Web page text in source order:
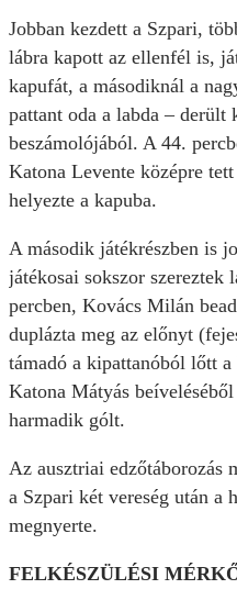
Jobban kezdett a Szpari,
lábra kapott az ellenfél is,
kapufát, a másodiknál a
pattant oda a labda –
beszámolójából. A 44.
Katona Levente középre
helyezte a kapuba.
A második játékrészben is
játékosai sokszor szereztek
percben, Kovács Milán
duplázta meg az előnyt
támadó a kipattanóból lőtt
Katona Mátyás beíveléséből
harmadik gólt.
Az ausztriai edzőtáborozás
a Szpari két vereség után a
megnyerte.
FELKÉSZÜLÉSI